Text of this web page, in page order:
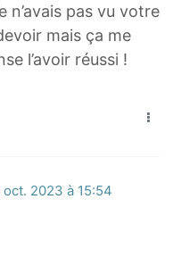
n’avais pas vu votre
mais ça me
l’avoir réussi !
oct. 2023 à 15:54